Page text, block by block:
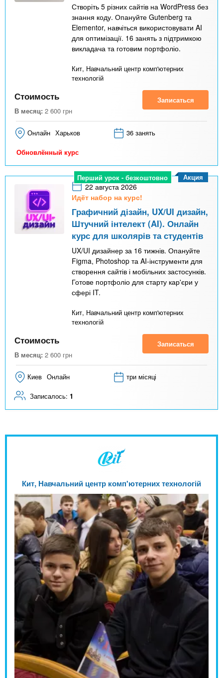
Створіть 5 різних сайтів на WordPress без
знання коду. Опануйте Gutenberg та
Elementor, навчіться використовувати AI
для оптимізації. 16 занять з підтримкою
викладача та готовим портфоліо.
Кит, Навчальний центр комп'ютерних
технологій
Стоимость
В месяц: 2 600 грн
Записаться
Онлайн Харьков 36 занять
Обновлённый курс
Перший урок - безкоштовно
22 августа 2026
Идёт набор на курс!
Графичний дізайн, UX/UI дизайн,
Штучний інтелект (AI). Онлайн
курс для школярів та студентів
UX/UI дизайнер за 16 тижнів. Опануйте
Figma, Photoshop та AI-інструменти для
створення сайтів і мобільних застосунків.
Готове портфоліо для старту кар'єри у
сфері IT.
Кит, Навчальний центр комп'ютерних
технологій
Акция
Стоимость
В месяц: 2 600 грн
Записаться
Киев Онлайн три місяці
Записалось: 1
Кит, Навчальний центр комп'ютерних технологій